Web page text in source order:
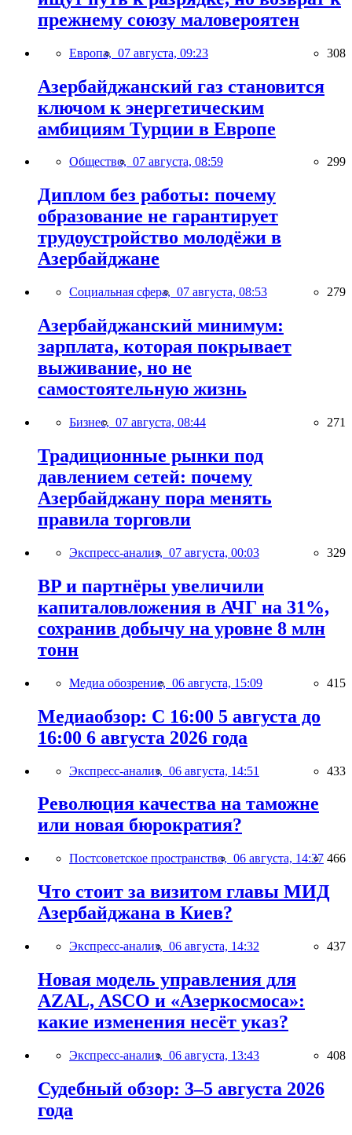
прежнему союзу маловероятен
Европа, 07 августа, 09:23 308
Азербайджанский газ становится
ключом к энергетическим
амбициям Турции в Европе
Общество, 07 августа, 08:59 299
Диплом без работы: почему
образование не гарантирует
трудоустройство молодёжи в
Азербайджане
Социальная сфера, 07 августа, 08:53 279
Азербайджанский минимум:
зарплата, которая покрывает
выживание, но не
самостоятельную жизнь
Бизнес, 07 августа, 08:44 271
Традиционные рынки под
давлением сетей: почему
Азербайджану пора менять
правила торговли
Экспресс-анализ, 07 августа, 00:03 329
BP и партнёры увеличили
капиталовложения в АЧГ на 31%,
сохранив добычу на уровне 8 млн
тонн
Медиа обозрение, 06 августа, 15:09 415
Медиаобзор: С 16:00 5 августа до
16:00 6 августа 2026 года
Экспресс-анализ, 06 августа, 14:51 433
Революция качества на таможне
или новая бюрократия?
Постсоветское пространство, 06 августа, 14:37 466
Что стоит за визитом главы МИД
Азербайджана в Киев?
Экспресс-анализ, 06 августа, 14:32 437
Новая модель управления для
AZAL, ASCO и «Азеркосмоса»:
какие изменения несёт указ?
Экспресс-анализ, 06 августа, 13:43 408
Судебный обзор: 3–5 августа 2026
года